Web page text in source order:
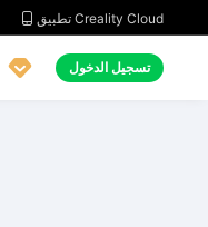
 تطبيق Creality Cloud
 تسجيل الدخول